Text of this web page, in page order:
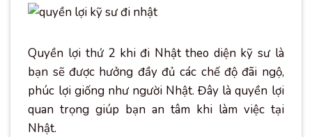
Quyền lợi thứ 2 khi đi Nhật theo diện kỹ sư là
bạn sẽ được hưởng đầy đủ các chế độ đãi ngộ,
phúc lợi giống như người Nhật. Đây là quyền lợi
quan trọng giúp bạn an tâm khi làm việc tại
Nhật.